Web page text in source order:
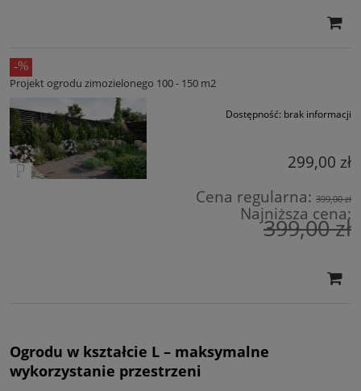
Projekt ogrodu zimozielonego 100 - 150 m2
Dostępność: brak informacji
299,00 zł
Cena regularna: 399,00 zł
Najniższa cena:
399,00 zł
Ogrodu w kształcie L – maksymalne
wykorzystanie przestrzeni